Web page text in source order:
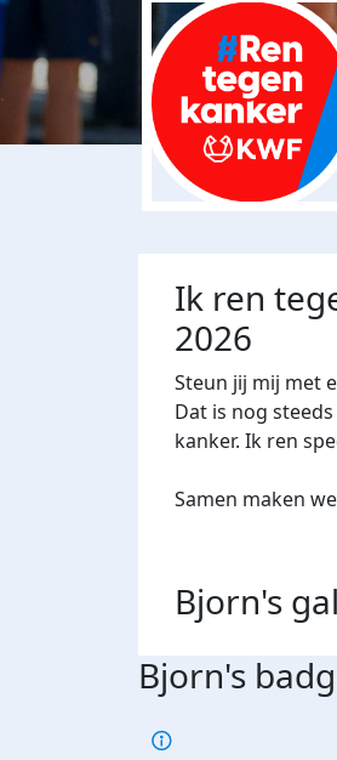
Ik ren
2026
Steun jij mij met
Dat is nog
kanker. Ik ren
Samen maken
Bjorn's
Bjorn's